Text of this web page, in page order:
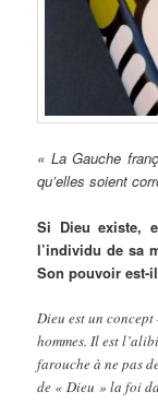
« La Gauche
qu’elles soient
Si Dieu existe,
l’individu de sa
Son pouvoir est-
Dieu est un
hommes. Il est
farouche à ne pas
de « Dieu » la foi